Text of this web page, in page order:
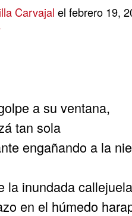
Carvajal el febrero 19,
a su ventana,
tan sola
engañando a la
la inundada callejuela
en el húmedo